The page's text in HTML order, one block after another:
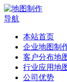
导航
本站首页
企业地图制
客户分布地
行业应用地
公司优势